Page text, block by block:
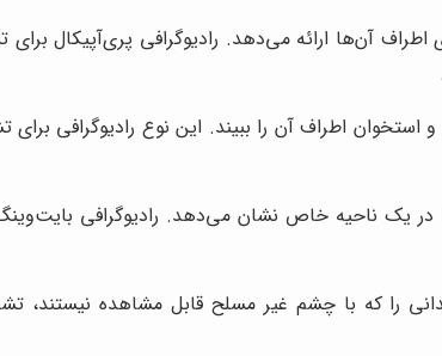
اطراف آن‌ها ارائه می‌دهد. رادیوگرافی پری‌آپیکال
و استخوان اطراف آن را ببیند. این نوع رادیوگرافی
را در یک ناحیه خاص نشان می‌دهد. رادیوگرافی
را که با چشم غیر مسلح قابل مشاهده